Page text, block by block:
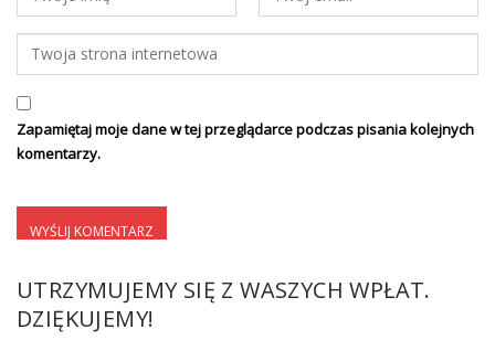
Zapamiętaj moje dane w tej przeglądarce podczas pisania kolejnych
komentarzy.
UTRZYMUJEMY SIĘ Z WASZYCH WPŁAT.
DZIĘKUJEMY!